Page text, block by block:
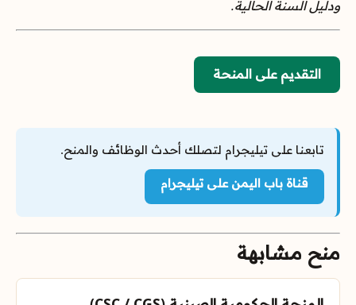
ودليل السنة الحالية.
التقديم على المنحة
تابعنا على تيليجرام لتصلك أحدث الوظائف والمنح.
قناة باب اليمن على تيليجرام
منح مشابهة